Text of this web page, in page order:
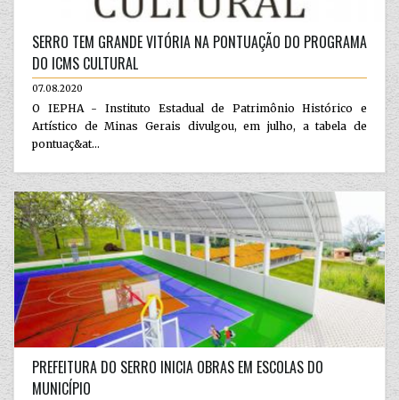
SERRO TEM GRANDE VITÓRIA NA PONTUAÇÃO DO PROGRAMA
DO ICMS CULTURAL
07.08.2020
O IEPHA - Instituto Estadual de Patrimônio Histórico e
Artístico de Minas Gerais divulgou, em julho, a tabela de
pontuaç&at...
PREFEITURA DO SERRO INICIA OBRAS EM ESCOLAS DO
MUNICÍPIO